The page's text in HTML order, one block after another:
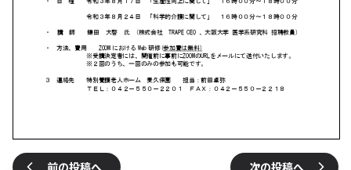
前の投稿へ 次の投稿へ